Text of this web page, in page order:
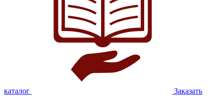
каталог Заказать